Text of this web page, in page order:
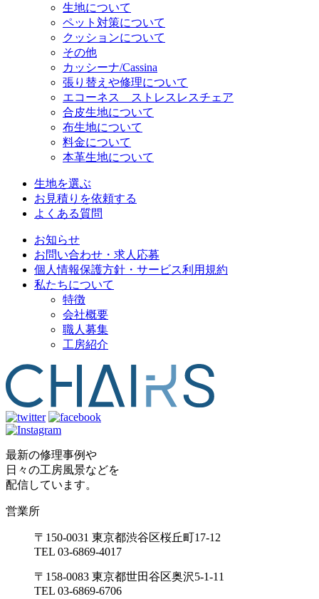
生地について
ペット対策について
クッションについて
その他
カッシーナ/Cassina
張り替えや修理について
エコーネス ストレスレスチェア
合皮生地について
布生地について
料金について
本革生地について
生地を選ぶ
お見積りを依頼する
よくある質問
お知らせ
お問い合わせ・求人応募
個人情報保護方針・サービス利用規約
私たちについて
特徴
会社概要
職人募集
工房紹介
最新の修理事例や
日々の工房風景などを
配信しています。
営業所
〒150-0031 東京都渋谷区桜丘町17-12
TEL 03-6869-4017
〒158-0083 東京都世田谷区奥沢5-1-11
TEL 03-6869-6706